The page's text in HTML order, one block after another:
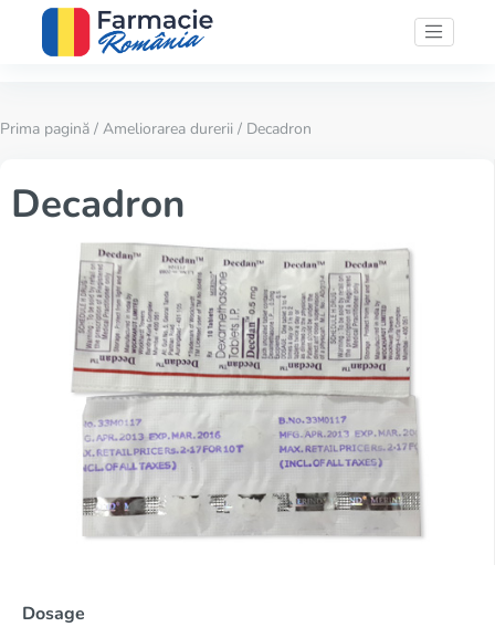
Prima pagină / Ameliorarea durerii / Decadron
Decadron
Dosage